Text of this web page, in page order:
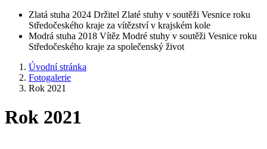
Zlatá stuha 2024 Držitel Zlaté stuhy v soutěži Vesnice roku
Středočeského kraje za vítězství v krajském kole
Modrá stuha 2018 Vítěz Modré stuhy v soutěži Vesnice roku
Středočeského kraje za společenský život
Úvodní stránka
Fotogalerie
Rok 2021
Rok 2021